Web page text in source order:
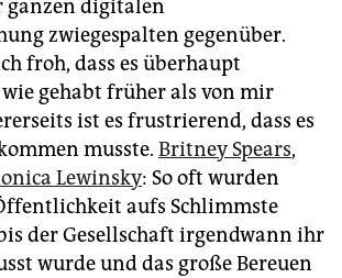
ganzen digitalen
zwiegespalten gegenüber.
froh, dass es überhaupt
gehabt früher als von mir
ist es frustrierend, dass es
musste. Britney Spears,
Lewinsky: So oft wurden
aufs Schlimmste
der Gesellschaft irgendwann ihr
wurde und das große Bereuen